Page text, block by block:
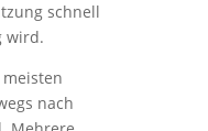
schnell
wird.
nach